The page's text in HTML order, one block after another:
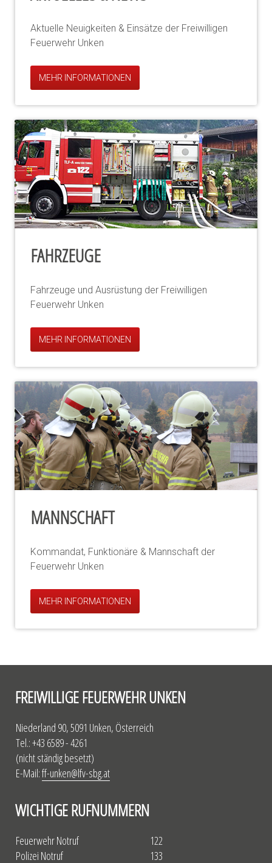
Aktuelle Neuigkeiten & Einsätze der Freiwilligen
Feuerwehr Unken
MEHR INFORMATIONEN
FAHRZEUGE
Fahrzeuge und Ausrüstung der Freiwilligen
Feuerwehr Unken
MEHR INFORMATIONEN
MANNSCHAFT
Kommandat, Funktionäre & Mannschaft der
Feuerwehr Unken
MEHR INFORMATIONEN
FREIWILLIGE FEUERWEHR UNKEN
Niederland 90, 5091 Unken, Österreich
Tel.: +43 6589 - 4261
(nicht ständig besetzt)
E-Mail:ff-unken@lfv-sbg.at
WICHTIGE RUFNUMMERN
Feuerwehr Notruf
Polizei Notruf
122
133